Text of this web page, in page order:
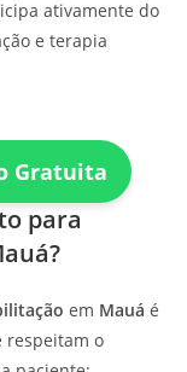
ativamente do
e terapia
Gratuita
para
em Mauá é
respeitam o